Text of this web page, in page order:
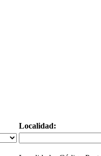
Localidad: